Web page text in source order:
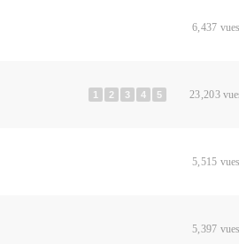
6,437 vues
1 2 3 4 5 23,203
5,515 vues
5,397 vues